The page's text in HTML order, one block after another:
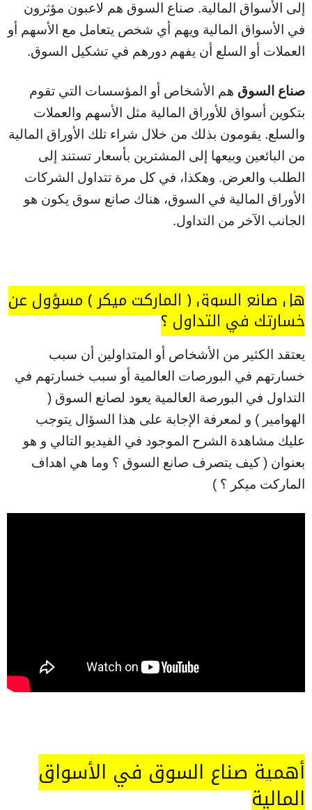
إلى الأسواق المالية. صناع السوق هم لاعبون مؤثرون
في الأسواق المالية ويهم أي شخص يتعامل مع الأسهم أو
العملات أو السلع أن يفهم دورهم في تشكيل السوق.
صناع السوق هم الأشخاص أو المؤسسات التي تقوم
بتكوين أسواق للأوراق المالية مثل الأسهم والعملات
والسلع. يقومون بذلك من خلال شراء تلك الأوراق المالية
من البائعين وبيعها إلى المشترين بأسعار تستند إلى
الطلب والعرض. وهكذا، في كل مرة تتداول الشركات
الأوراق المالية في السوق، هناك صانع سوق يكون هو
الجانب الآخر من التداول.
هل صانع السوق ( الماركت ميكر ) مسؤول عن
خسارتك في التداول ؟
يعتقد الكثير من الأشخاص أو المتداولين أن سبب
خسارتهم في البورصات العالمية أو سبب خسارتهم في
التداول في البورصة العالمية يعود لصانع السوق (
الهوامير ) و لمعرفة الإجابة على هذا السؤال يتوجب
عليك مشاهدة الشرح الموجود في الفيديو التالي و هو
بعنوان ( كيف يتصرف صانع السوق ؟ وما هي اهداف
الماركت ميكر ؟ )
أهمية صناع السوق في الأسواق
المالية